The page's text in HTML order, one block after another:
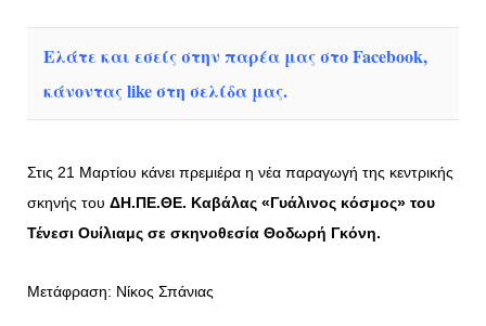
Ελάτε και εσείς στην παρέα μας στο Facebook,
κάνοντας like στη σελίδα μας.
Στις 21 Μαρτίου κάνει πρεμιέρα η νέα παραγωγή της κεντρικής
σκηνής του ΔΗ.ΠΕ.ΘΕ. Καβάλας «Γυάλινος κόσμος» του
Τένεσι Ουίλιαμς σε σκηνοθεσία Θοδωρή Γκόνη.
Μετάφραση: Νίκος Σπάνιας